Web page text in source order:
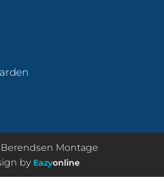
Montage
by Eazyonline